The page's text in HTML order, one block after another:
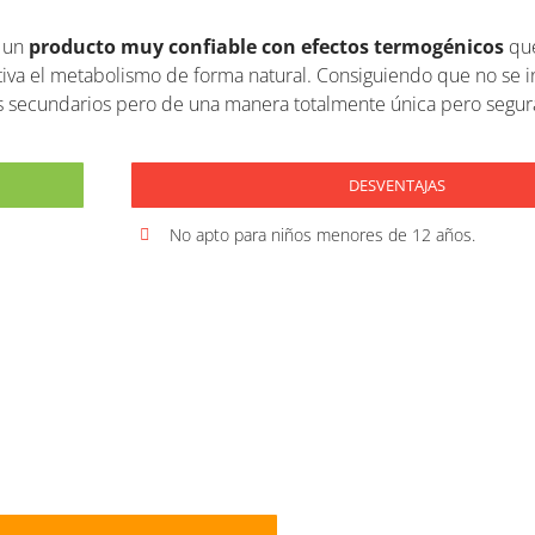
producto muy confiable con efectos termogénicos
el metabolismo de forma natural. Consiguiendo que no se
pero de una manera totalmente única pero
DESVENTAJAS
No apto para niños menores de 12 años.